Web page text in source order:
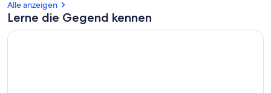
Alle anzeigen
Lerne die Gegend kennen